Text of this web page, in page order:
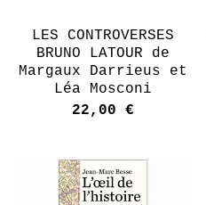
LES CONTROVERSES
BRUNO LATOUR de
Margaux Darrieus et
Léa Mosconi
22,00 €